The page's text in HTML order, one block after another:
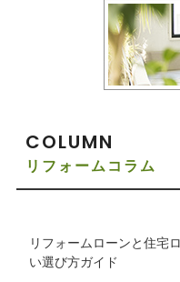
COLUMN
リフォームコラム
リフォームローンと住宅
い選び方ガイド